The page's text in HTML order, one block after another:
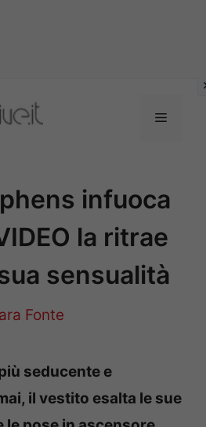
Menu
infuoca
la ritrae
sensualità
Fonte
seducente e
il vestito esalta le sue